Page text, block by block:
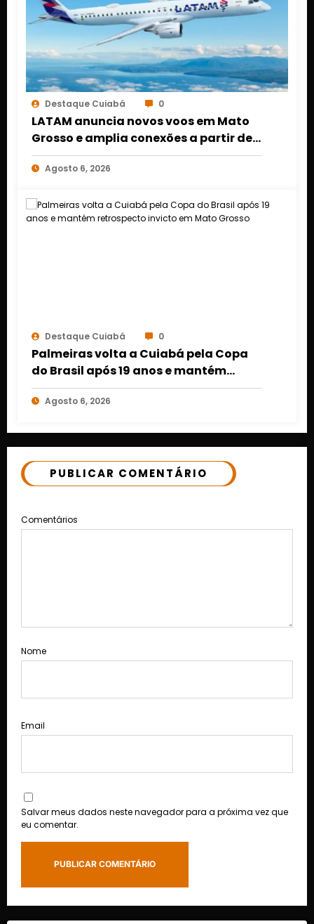
Destaque Cuiabá 0
LATAM anuncia novos voos em Mato
Grosso e amplia conexões a partir de
Cuiabá e Rondonópolis
Agosto 6, 2026
Destaque Cuiabá 0
Palmeiras volta a Cuiabá pela Copa
do Brasil após 19 anos e mantém
retrospecto invicto em Mato Grosso
Agosto 6, 2026
PUBLICAR COMENTÁRIO
Comentários
Nome
Email
Salvar meus dados neste navegador para a próxima vez que
eu comentar.